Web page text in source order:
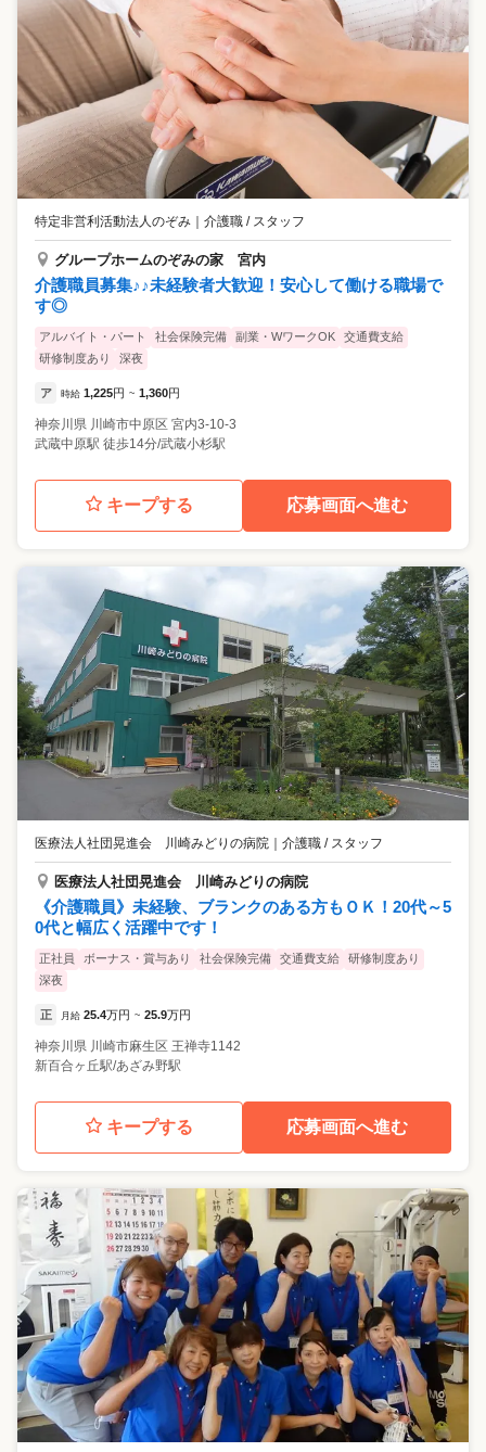
特定非営利活動法人のぞみ ｜ 介護職 / スタッフ
グループホームのぞみの家 宮内
介護職員募集♪♪未経験者大歓迎！安心して働ける職場で
す◎
アルバイト・パート 社会保険完備 副業・WワークOK
交通費支給
研修制度あり
深夜
ア 時給 1,225円 ~ 1,360円
神奈川県 川崎市中原区 宮内3-10-3
武蔵中原駅 徒歩14分/武蔵小杉駅
キープする 応募画面へ進む
医療法人社団晃進会 川崎みどりの病院 ｜ 介護職 / スタッフ
医療法人社団晃進会 川崎みどりの病院
《介護職員》未経験、ブランクのある方もＯＫ！20代～5
0代と幅広く活躍中です！
正社員 ボーナス・賞与あり 社会保険完備 交通費支給
研修制度あり
深夜
正 月給 25.4万円 ~ 25.9万円
神奈川県 川崎市麻生区 王禅寺1142
新百合ヶ丘駅/あざみ野駅
キープする 応募画面へ進む